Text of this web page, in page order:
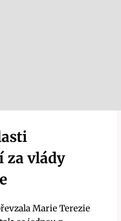
za vlády
Marie Terezie